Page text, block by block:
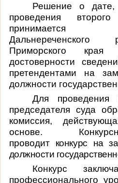
Решение о
проведения
принимается
Дальнереченского
Приморского края
достоверности
претендентами на
должности
Для проведения
председателя суда
комиссия,
основе.
проводит конкурс на
должности
Конкурс
профессионального